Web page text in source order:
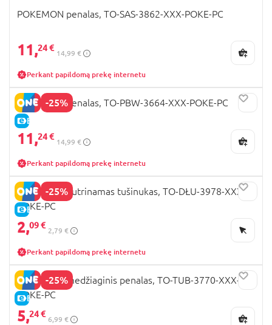
POKEMON penalas, TO-SAS-3862-XXX-POKE-PC
11,24 €
14,99 €
Perkant papildomą prekę internetu
-25%
E-KAINA
POKEMON penalas, TO-PBW-3664-XXX-POKE-PC
11,24 €
14,99 €
Perkant papildomą prekę internetu
-25%
E-KAINA
POKEMON nutrinamas tušinukas, TO-DŁU-3978-XXX-
POKE-PC
2,09 €
2,79 €
Perkant papildomą prekę internetu
-25%
E-KAINA
POKEMON medžiaginis penalas, TO-TUB-3770-XXX-
POKE-PC
5,24 €
6,99 €